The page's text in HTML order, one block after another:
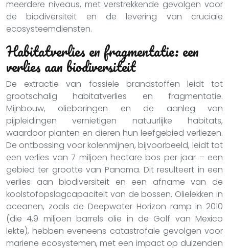
meerdere niveaus, met verstrekkende gevolgen voor
de biodiversiteit en de levering van cruciale
ecosysteemdiensten.
Habitatverlies en fragmentatie: een
verlies aan biodiversiteit
De extractie van fossiele brandstoffen leidt tot
grootschalig habitatverlies en fragmentatie.
Mijnbouw, olieboringen en de aanleg van
pijpleidingen vernietigen natuurlijke habitats,
waardoor planten en dieren hun leefgebied verliezen.
De ontbossing voor kolenmijnen, bijvoorbeeld, leidt tot
een verlies van 7 miljoen hectare bos per jaar – een
gebied ter grootte van Panama. Dit resulteert in een
verlies aan biodiversiteit en een afname van de
koolstofopslagcapaciteit van de bossen. Olielekken in
oceanen, zoals de Deepwater Horizon ramp in 2010
(die 4,9 miljoen barrels olie in de Golf van Mexico
lekte), hebben eveneens catastrofale gevolgen voor
mariene ecosystemen, met een impact op duizenden